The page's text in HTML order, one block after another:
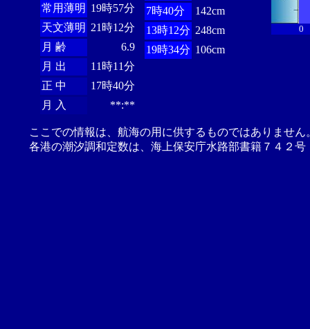
常用薄明 19時57分
天文薄明 21時12分
月 齢
6.9
月 出
11時11分
正 中
17時40分
月 入
**:**
7時40分
142cm
13時12分 248cm
19時34分 106cm
0
ここでの情報は、航海の用に供するものではありませ
各港の潮汐調和定数は、海上保安庁水路部書籍７４２